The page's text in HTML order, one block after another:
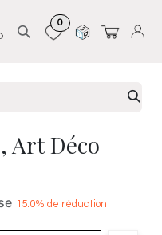
0
Art Déco
15.0% de réduction